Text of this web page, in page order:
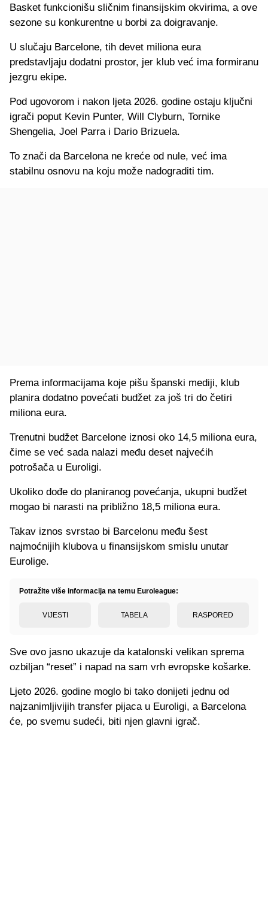
Basket funkcionišu sličnim finansijskim okvirima, a ove
sezone su konkurentne u borbi za doigravanje.
U slučaju Barcelone, tih devet miliona eura
predstavljaju dodatni prostor, jer klub već ima formiranu
jezgru ekipe.
Pod ugovorom i nakon ljeta 2026. godine ostaju ključni
igrači poput Kevin Punter, Will Clyburn, Tornike
Shengelia, Joel Parra i Dario Brizuela.
To znači da Barcelona ne kreće od nule, već ima
stabilnu osnovu na koju može nadograditi tim.
Prema informacijama koje pišu španski mediji, klub
planira dodatno povećati budžet za još tri do četiri
miliona eura.
Trenutni budžet Barcelone iznosi oko 14,5 miliona eura,
čime se već sada nalazi među deset najvećih
potrošača u Euroligi.
Ukoliko dođe do planiranog povećanja, ukupni budžet
mogao bi narasti na približno 18,5 miliona eura.
Takav iznos svrstao bi Barcelonu među šest
najmoćnijih klubova u finansijskom smislu unutar
Eurolige.
Potražite više informacija na temu Euroleague:
VIJESTI TABELA RASPORED
Sve ovo jasno ukazuje da katalonski velikan sprema
ozbiljan “reset” i napad na sam vrh evropske košarke.
Ljeto 2026. godine moglo bi tako donijeti jednu od
najzanimljivijih transfer pijaca u Euroligi, a Barcelona
će, po svemu sudeći, biti njen glavni igrač.